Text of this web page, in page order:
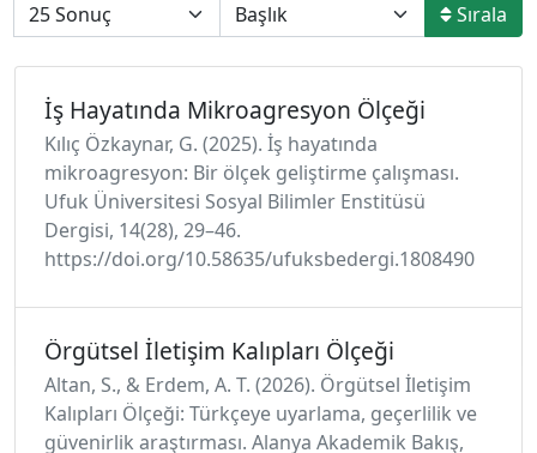
Sırala
İş Hayatında Mikroagresyon Ölçeği
Kılıç Özkaynar, G. (2025). İş hayatında
mikroagresyon: Bir ölçek geliştirme çalışması.
Ufuk Üniversitesi Sosyal Bilimler Enstitüsü
Dergisi, 14(28), 29–46.
https://doi.org/10.58635/ufuksbedergi.1808490
Örgütsel İletişim Kalıpları Ölçeği
Altan, S., & Erdem, A. T. (2026). Örgütsel İletişim
Kalıpları Ölçeği: Türkçeye uyarlama, geçerlilik ve
güvenirlik araştırması. Alanya Akademik Bakış,